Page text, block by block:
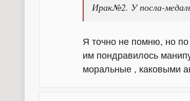
Ирак№2. У посла-
Я точно не помню, но
им пондравилось
моральные , каковыми